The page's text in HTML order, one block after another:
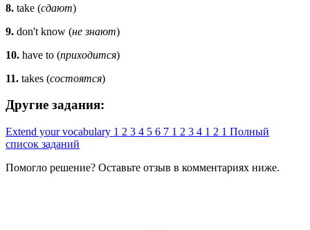
8. take (сдают)
9. don't know (не знают)
10. have to (приходится)
11. takes (состоятся)
Другие задания:
Extend your vocabulary 1 2 3 4 5 6 7 1 2 3 4 1 2 1 Полный
список заданий
Помогло решение? Оставьте отзыв в комментариях ниже.